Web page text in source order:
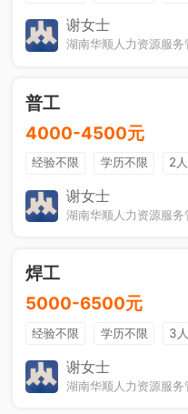
谢女士
普工
4000-4500元
经验不限 学历不限 2人
谢女士
焊工
5000-6500元
经验不限 学历不限 3人
谢女士